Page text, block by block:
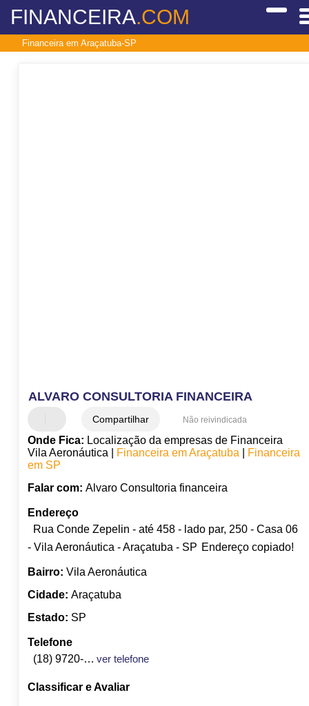
FINANCEIRA.COM
Financeira em Araçatuba-SP
ALVARO CONSULTORIA FINANCEIRA
Compartilhar Não reivindicada
Onde Fica: Localização da empresas de Financeira
Vila Aeronáutica |
Financeira em Araçatuba|
Financeira
em SP
Falar com: Alvaro Consultoria financeira
Endereço
Rua Conde Zepelin - até 458 - lado par, 250 - Casa 06
- Vila Aeronáutica - Araçatuba - SP Endereço copiado!
Bairro: Vila Aeronáutica
Cidade: Araçatuba
Estado: SP
Telefone
(18) 9720-9789
ver telefone
Classificar e Avaliar